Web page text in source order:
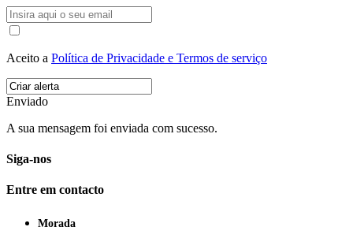
Aceito a Política de Privacidade e Termos de serviço
Enviado
A sua mensagem foi enviada com sucesso.
Siga-nos
Entre em contacto
Morada